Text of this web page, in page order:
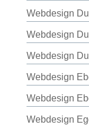
Webdesign
Webdesign
Webdesign
Webdesign
Webdesign
Webdesign